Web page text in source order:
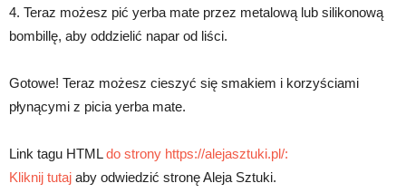
4. Teraz możesz pić yerba mate przez metalową lub silikonową
bombillę, aby oddzielić napar od liści.
Gotowe! Teraz możesz cieszyć się smakiem i korzyściami
płynącymi z picia yerba mate.
Link tagu HTMLdo strony https://alejasztuki.pl/:
Kliknij tutaj aby odwiedzić stronę Aleja Sztuki.